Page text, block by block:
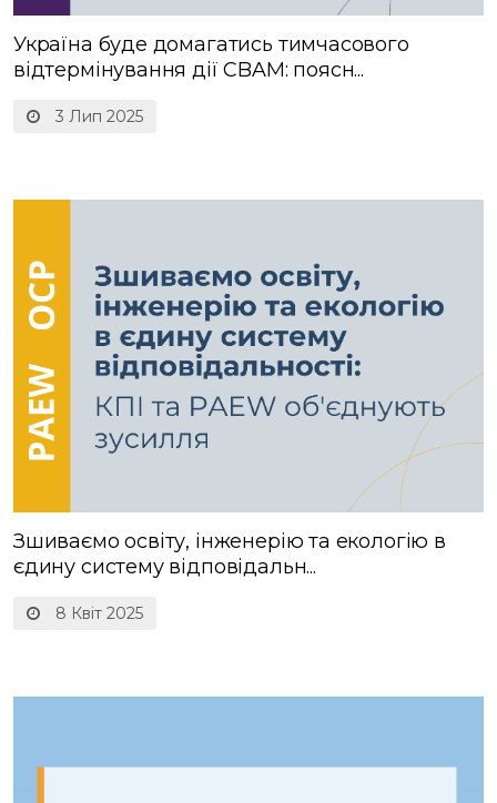
3 Лип 2025
Україна буде домагатись тимчасового
відтермінування дії CBAM: поясн...
8 Квіт 2025
Зшиваємо освіту, інженерію та екологію в
єдину систему відповідальн...